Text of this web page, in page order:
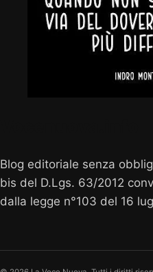
Blog editoriale senza
bis del D.Lgs. 63/2012
dalla legge n°103 del 16